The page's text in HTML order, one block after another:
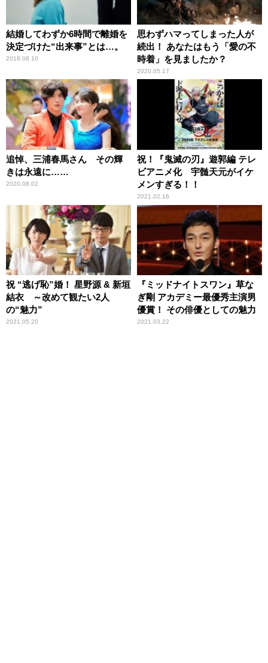
結婚してわずか6時間で離婚を
決定づけた“出来事”とは…。
2018.08.10
思わずハマってしまった人が
続出！ あなたはもう「愛の不
時着」を見ましたか？
2020.05.17
追悼、三浦春馬さん その輝
きは永遠に……
2020.08.02
祝！『鬼滅の刃』遊郭編 テレ
ビアニメ化 宇髄天元がイケ
メンすぎる！！
2021.02.16
祝 “逃げ恥”婚！ 星野源 & 新垣
結衣 ～改めて観たい2人
の“魅力”
2021.05.20
『ミッドナイトスワン』草な
ぎ剛 アカデミー最優秀主演男
優賞！ その俳優としての魅力
2021.03.22